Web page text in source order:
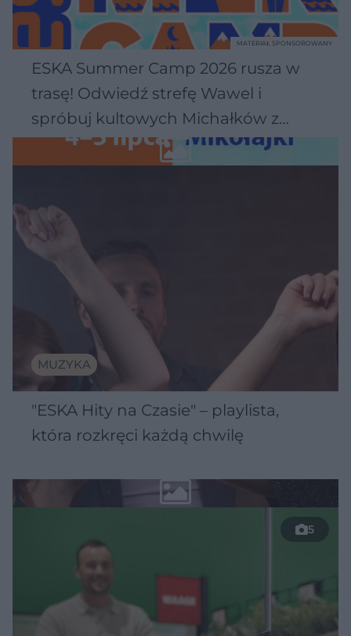
ESKA Summer Camp 2026 rusza w
trasę! Odwiedź strefę Wawel i
spróbuj kultowych Michałków z
Wawelu
MATERIAŁ SPONSOROWANY
MUZYKA
"ESKA Hity na Czasie" – playlista,
która rozkręci każdą chwilę
5